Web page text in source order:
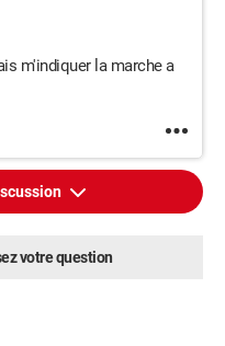
m'indiquer la marche a
votre question